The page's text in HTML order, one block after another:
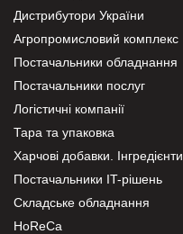
Дистрибутори України
Агропромисловий комплекс
Постачальники обладнання
Постачальники послуг
Логістичні компанії
Тара та упаковка
Харчові добавки. Інгредієнти.
Постачальники IT-рішень
Складське обладнання
HoReCa